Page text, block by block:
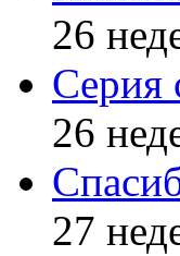
26
Серия
26
27